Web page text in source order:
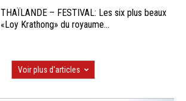
THAÏLANDE – FESTIVAL: Les six plus beaux
«Loy Krathong» du royaume...
Voir plus d'articles